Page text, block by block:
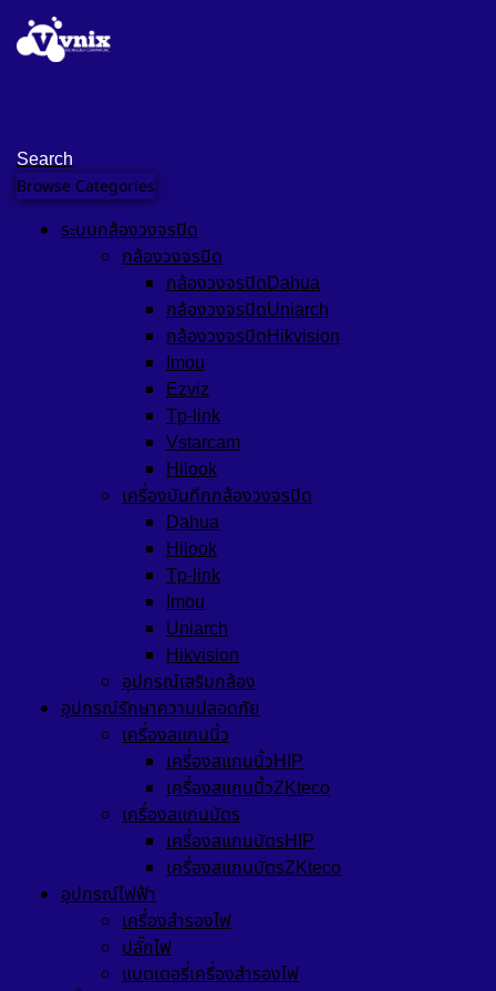
Search
Browse Categories
ระบบกล้องวงจรปิด
กล้องวงจรปิด
กล้องวงจรปิดDahua
กล้องวงจรปิดUniarch
กล้องวงจรปิดHikvision
Imou
Ezviz
Tp-link
Vstarcam
Hilook
เครื่องบันทึกกล้องวงจรปิด
Dahua
Hilook
Tp-link
Imou
Uniarch
Hikvision
อุปกรณ์เสริมกล้อง
อุปกรณ์รักษาความปลอดภัย
เครื่องสแกนนิ้ว
เครื่องสแกนนิ้วHIP
เครื่องสแกนนิ้วZKteco
เครื่องสแกนบัตร
เครื่องสแกนบัตรHIP
เครื่องสแกนบัตรZKteco
อุปกรณ์ไฟฟ้า
เครื่องสำรองไฟ
ปลั๊กไฟ
แบตเตอรี่เครื่องสำรองไฟ